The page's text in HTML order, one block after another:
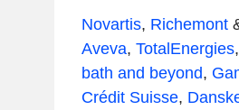
Novartis, Richemont
Aveva, TotalEnergies,
bath and beyond,
Crédit Suisse,